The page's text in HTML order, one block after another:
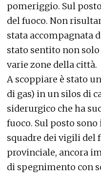
pomeriggio. Sul
del fuoco. Non
stata accompagnata
stato sentito non
varie zone della città.
A scoppiare è stato
di gas) in un silos di
siderurgico che ha
fuoco. Sul posto
squadre dei vigili del
provinciale, ancora
di spegnimento con